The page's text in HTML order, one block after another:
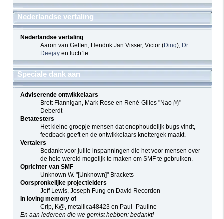
Nederlandse vertaling
Nederlandse vertaling
Aaron van Geffen, Hendrik Jan Visser, Victor (Dinq), Dr.
Deejayen lucb1e
Speciale dank aan
Adviserende ontwikkelaars
Brett Flannigan, Mark Rose en René-Gilles "Nao 尚"
Deberdt
Betatesters
Het kleine groepje mensen dat onophoudelijk bugs vindt,
feedback geeft en de ontwikkelaars knettergek maakt.
Vertalers
Bedankt voor jullie inspanningen die het voor mensen over
de hele wereld mogelijk te maken om SMF te gebruiken.
Oprichter van SMF
Unknown W. "[Unknown]" Brackets
Oorspronkelijke projectleiders
Jeff Lewis, Joseph Fung en David Recordon
In loving memory of
Crip, K@, metallica48423 en Paul_Pauline
En aan iedereen die we gemist hebben: bedankt!